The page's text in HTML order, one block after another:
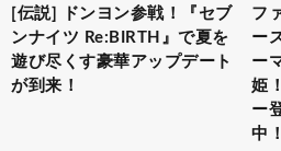
[伝説] ドンヨン参戦！『セブ
ンナイツ Re:BIRTH』で夏を
遊び尽くす豪華アップデート
が到来！
フ
ー
ー
姫
ー
中！